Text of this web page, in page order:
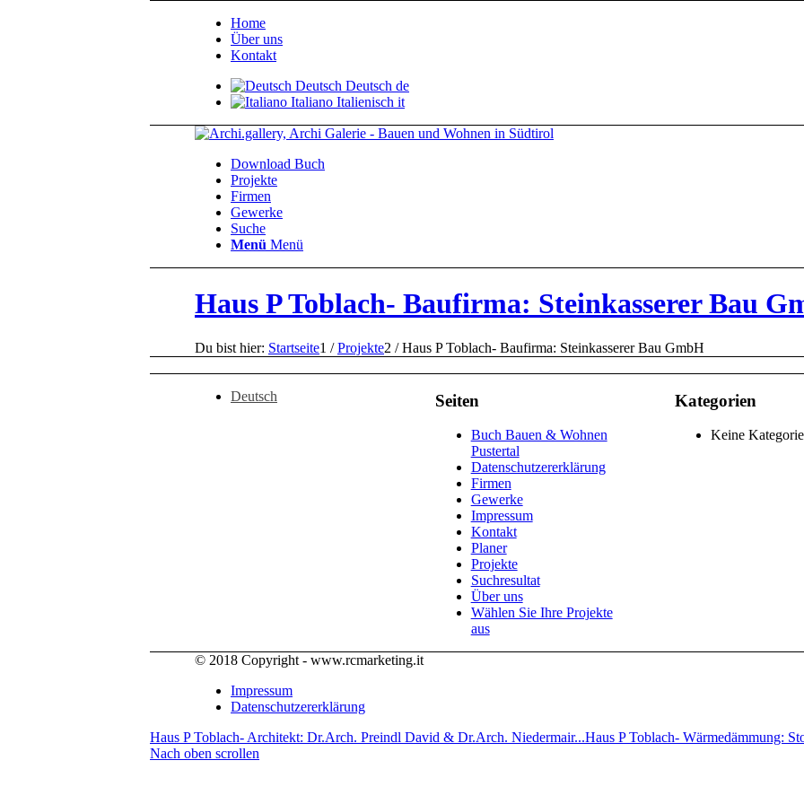
Home
Über uns
Kontakt
Deutsch Deutsch de
Italiano Italienisch it
Download Buch
Projekte
Firmen
Gewerke
Suche
Menü Menü
Haus P Toblach- Baufirma: Steinkasserer Bau
Du bist hier: Startseite1 / Projekte2 / Haus P Toblach- Baufirma: Steinkasserer Bau GmbH
Deutsch Seiten
Buch Bauen & Wohnen
Pustertal
Datenschutzererklärung
Firmen
Gewerke
Impressum
Kontakt
Planer
Projekte
Suchresultat
Über uns
Wählen Sie Ihre Projekte
aus
Kategorien
Keine
© 2018 Copyright - www.rcmarketing.it
Impressum
Datenschutzererklärung
Haus P Toblach- Architekt: Dr.Arch. Preindl David & Dr.Arch. Niedermair...Haus P Toblach- Wärmedämmung:
Nach oben scrollen